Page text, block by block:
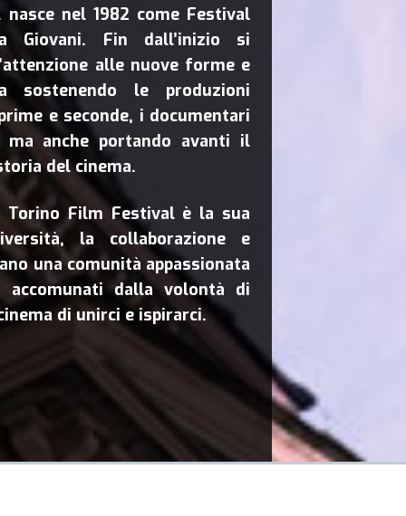
nel 1982 come Festival
Giovani. Fin dall’inizio si
alle nuove forme e
sostenendo le produzioni
e seconde, i documentari
ma anche portando avanti il
del cinema.
Torino Film Festival è la sua
la collaborazione e
una comunità appassionata
dalla volontà di
di unirci e ispirarci.